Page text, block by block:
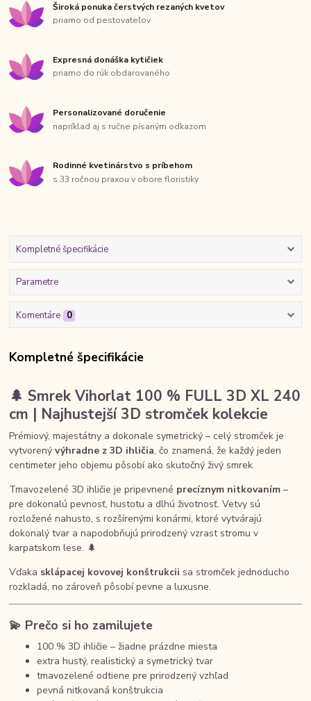
Široká ponuka čerstvých rezaných kvetov
priamo od pestovateľov
Expresná donáška kytičiek
priamo do rúk obdarovaného
Personalizované doručenie
napríklad aj s ručne písaným odkazom
Rodinné kvetinárstvo s príbehom
s 33 ročnou praxou v obore floristiky
Kompletné špecifikácie
Parametre
Komentáre 0
Kompletné špecifikácie
🌲 Smrek Vihorlat 100 % FULL 3D XL 240
cm | Najhustejší 3D stromček kolekcie
Prémiový, majestátny a dokonale symetrický – celý stromček je
vytvorenývýhradne z 3D ihličia, čo znamená, že každý jeden
centimeter jeho objemu pôsobí ako skutočný živý smrek.
Tmavozelené 3D ihličie je pripevnené precíznym nitkovaním –
pre dokonalú pevnosť, hustotu a dlhú životnosť. Vetvy sú
rozložené nahusto, s rozšírenými konármi, ktoré vytvárajú
dokonalý tvar a napodobňujú prirodzený vzrast stromu v
karpatskom lese. 🌲
Vďaka sklápacej kovovej konštrukcii sa stromček jednoducho
rozkladá, no zároveň pôsobí pevne a luxusne.
💫 Prečo si ho zamilujete
100 % 3D ihličie – žiadne prázdne miesta
extra hustý, realistický a symetrický tvar
tmavozelené odtiene pre prirodzený vzhľad
pevná nitkovaná konštrukcia